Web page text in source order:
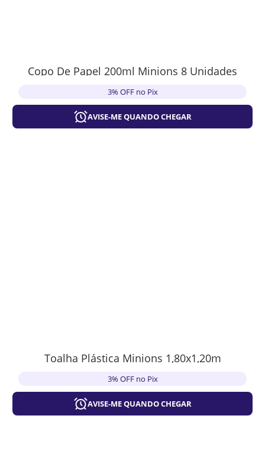
Copo De Papel 200ml Minions 8 Unidades
3% OFF no Pix
AVISE-ME QUANDO CHEGAR
Toalha Plástica Minions 1,80x1,20m
3% OFF no Pix
AVISE-ME QUANDO CHEGAR